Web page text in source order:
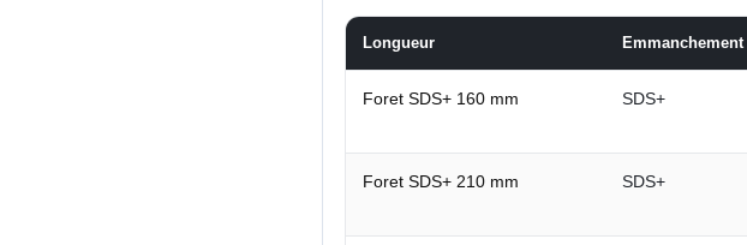
Longueur Emmanchement
Foret SDS+ 160 mm SDS+
Foret SDS+ 210 mm SDS+